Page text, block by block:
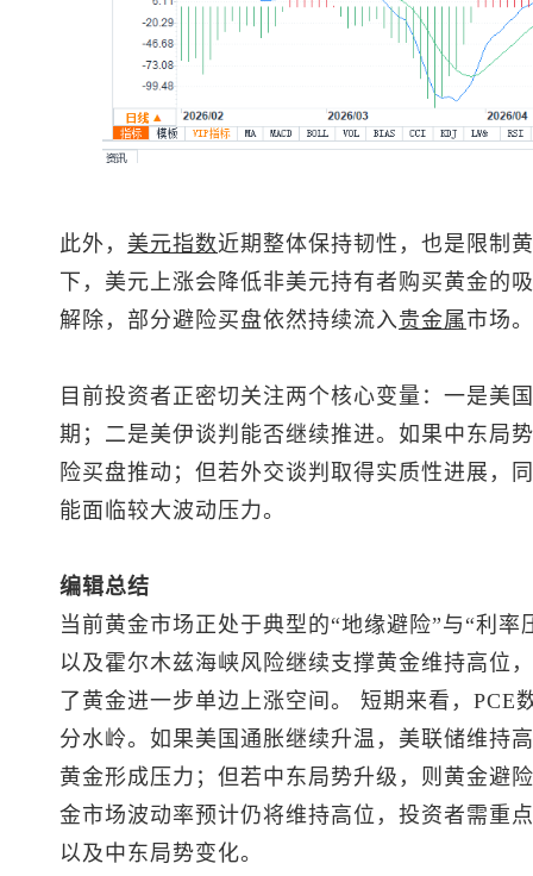
此外， 美元指数近期整体保持韧性，也是限制
下，美元上涨会降低非美元持有者购买黄金的
解除，部分避险买盘依然持续流入贵金属市场。
目前投资者正密切关注两个核心变量：一是美
期；二是美伊谈判能否继续推进。如果中东局
险买盘推动；但若外交谈判取得实质性进展，
能面临较大波动压力。
编辑总结
当前黄金市场正处于典型的“地缘避险”与“利
以及霍尔木兹海峡风险继续支撑黄金维持高位
了黄金进一步单边上涨空间。 短期来看，
分水岭。如果美国通胀继续升温，美联储维持
黄金形成压力；但若中东局势升级，则黄金避
金市场波动率预计仍将维持高位，投资者需重
以及中东局势变化。